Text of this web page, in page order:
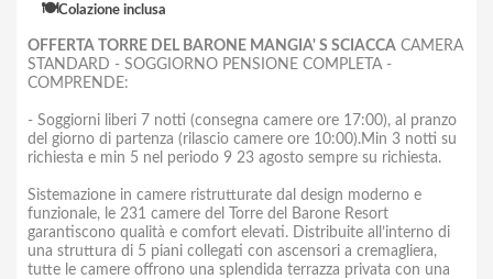
🍽️Colazione inclusa
OFFERTA TORRE DEL BARONE MANGIA' S SCIACCA CAMERA
STANDARD - SOGGIORNO PENSIONE COMPLETA -
COMPRENDE:
- Soggiorni liberi 7 notti (consegna camere ore 17:00), al pranzo
del giorno di partenza (rilascio camere ore 10:00).Min 3 notti su
richiesta e min 5 nel periodo 9 23 agosto sempre su richiesta.
Sistemazione in camere ristrutturate dal design moderno e
funzionale, le 231 camere del Torre del Barone Resort
garantiscono qualità e comfort elevati. Distribuite all’interno di
una struttura di 5 piani collegati con ascensori a cremagliera,
tutte le camere offrono una splendida terrazza privata con una